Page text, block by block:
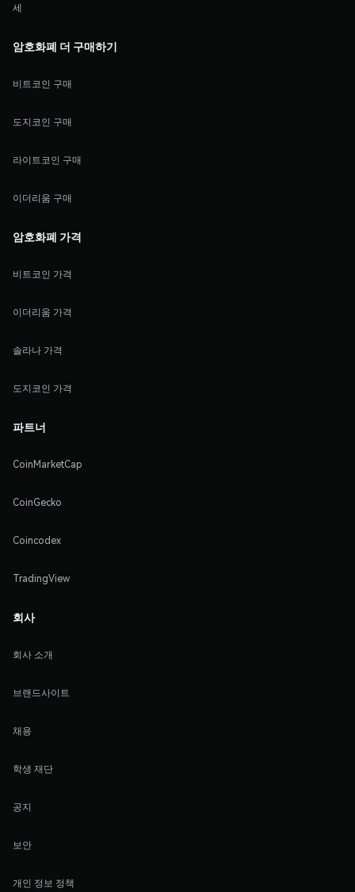
세
암호화폐 더 구매하기
비트코인 구매
도지코인 구매
라이트코인 구매
이더리움 구매
암호화폐 가격
비트코인 가격
이더리움 가격
솔라나 가격
도지코인 가격
파트너
CoinMarketCap
CoinGecko
Coincodex
TradingView
회사
회사 소개
브랜드사이트
채용
학생 재단
공지
보안
개인 정보 정책